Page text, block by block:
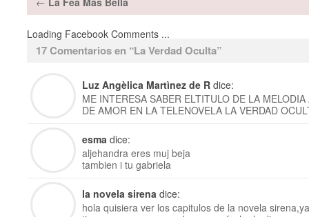
Loading Facebook Comments ...
17 Comentarios en “La Verdad Oculta”
Luz Angèlica Martìnez de R dice:
ME INTERESA SABER ELTITULO DE LA
DE AMOR EN LA TELENOVELA LA VERDAD
esma dice:
aljehandra eres muj beja
tambien i tu gabriela
la novela sirena dice:
hola quisiera ver los capitulos de la novela